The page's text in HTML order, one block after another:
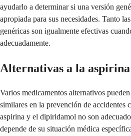
ayudarlo a determinar si una versión
apropiada para sus necesidades. Tanto
genéricas son igualmente efectivas
adecuadamente.
Alternativas a la
Varios medicamentos alternativos
similares en la prevención de accidentes
aspirina y el dipiridamol no son
depende de su situación médica